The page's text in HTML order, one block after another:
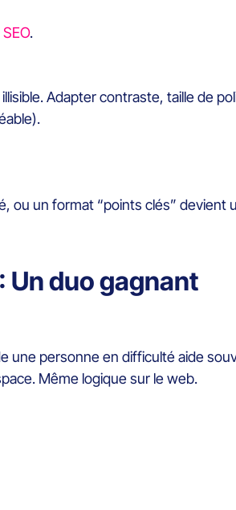
SEO.
Adapter contraste, taille de
ou un format “points clés” devient
Un duo gagnant
une personne en difficulté aide
Même logique sur le web.